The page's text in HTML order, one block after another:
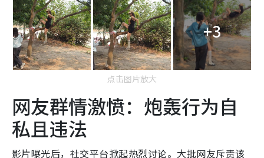
+3
点击图片放大
网友群情激愤：炮轰行为自
私且违法
影片曝光后，社交平台掀起热烈讨论。大批网友斥责该